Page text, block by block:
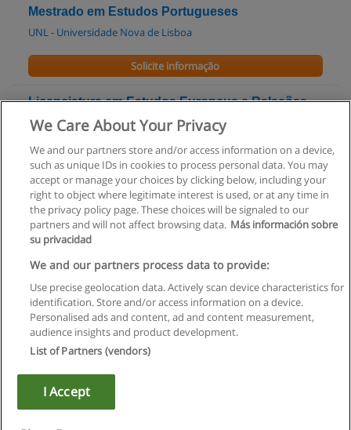
Mestrado em Estudos Portugueses
UNL - Universidade Nova de Lisboa
Solicite informação
Licenciatura em Estudos Europeus e Relações
Internacionais [FCSEA]
Solicite informação
Regras de uso
Privacidade de dados
Entrar em contato com Educaedu
Copyright © Educaedu Business S.L. - CIF : B-95610580: -
We Care About Your Privacy
We and our partners store and/or access information on a device,
such as unique IDs in cookies to process personal data. You may
accept or manage your choices by clicking below, including your
right to object where legitimate interest is used, or at any time in
the privacy policy page. These choices will be signaled to our
partners and will not affect browsing data. Más información sobre
su privacidad
We and our partners process data to provide:
Use precise geolocation data. Actively scan device characteristics for
identification. Store and/or access information on a device.
Personalised ads and content, ad and content measurement,
audience insights and product development.
List of Partners (vendors)
I Accept